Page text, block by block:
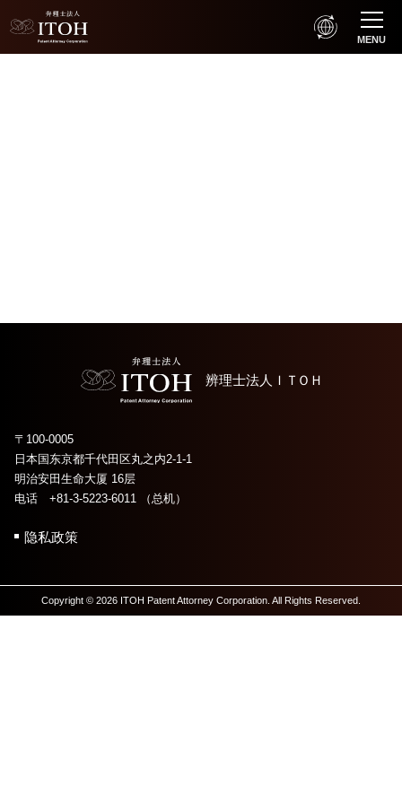
MENU
辨理士法人 ＩＴＯＨ
〒100-0005
日本国东京都千代田区丸之内2-1-1
明治安田生命大厦 16层
电话 +81-3-5223-6011 （总机）
隐私政策
Copyright © 2026 ITOH Patent Attorney Corporation. All Rights Reserved.